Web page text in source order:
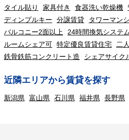
タイル貼り
家具付き 食器洗い乾燥機
ディンプルキー
分譲賃貸 タワーマン
バルコニー2面以上 24時間換気システ
ルームシェア可 特定優良賃貸住宅 二
鉄骨鉄筋コンクリート造
シェアサイク
近隣エリアから賃貸を探す
新潟県 富山県 石川県 福井県 長野県